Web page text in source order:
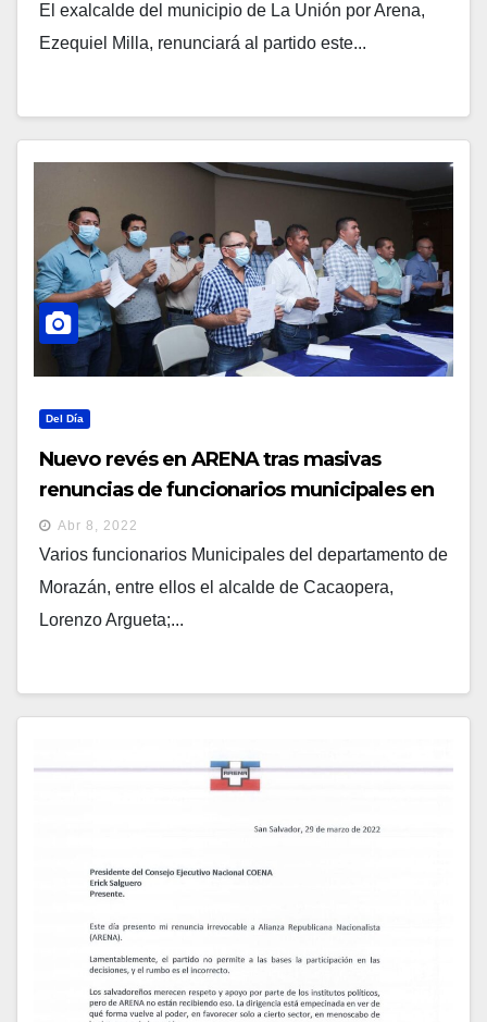
El exalcalde del municipio de La Unión por Arena,
Ezequiel Milla, renunciará al partido este...
Del Día
Nuevo revés en ARENA tras masivas
renuncias de funcionarios municipales en
Morazán
Abr 8, 2022
Varios funcionarios Municipales del departamento de
Morazán, entre ellos el alcalde de Cacaopera,
Lorenzo Argueta;...